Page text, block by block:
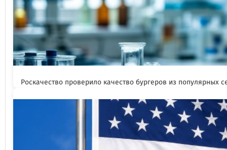
Роскачество проверило качество бургеров из популярных